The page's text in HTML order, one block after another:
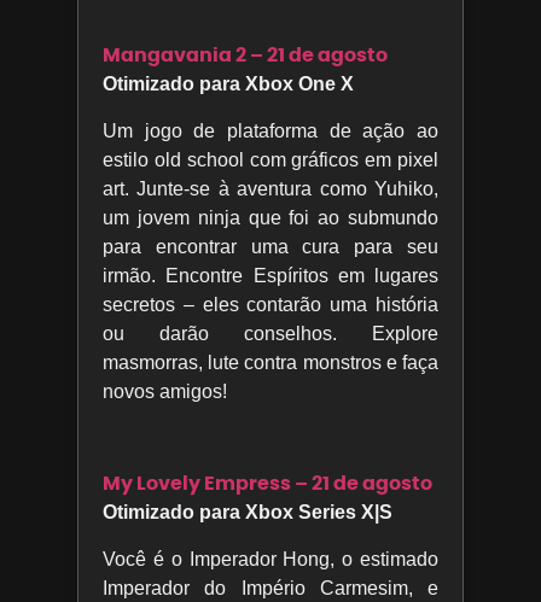
Mangavania 2 – 21 de agosto
Otimizado para Xbox One X
Um jogo de plataforma de ação ao
estilo old school com gráficos em pixel
art. Junte-se à aventura como Yuhiko,
um jovem ninja que foi ao submundo
para encontrar uma cura para seu
irmão. Encontre Espíritos em lugares
secretos – eles contarão uma história
ou darão conselhos. Explore
masmorras, lute contra monstros e faça
novos amigos!
My Lovely Empress – 21 de agosto
Otimizado para Xbox Series X|S
Você é o Imperador Hong, o estimado
Imperador do Império Carmesim, e